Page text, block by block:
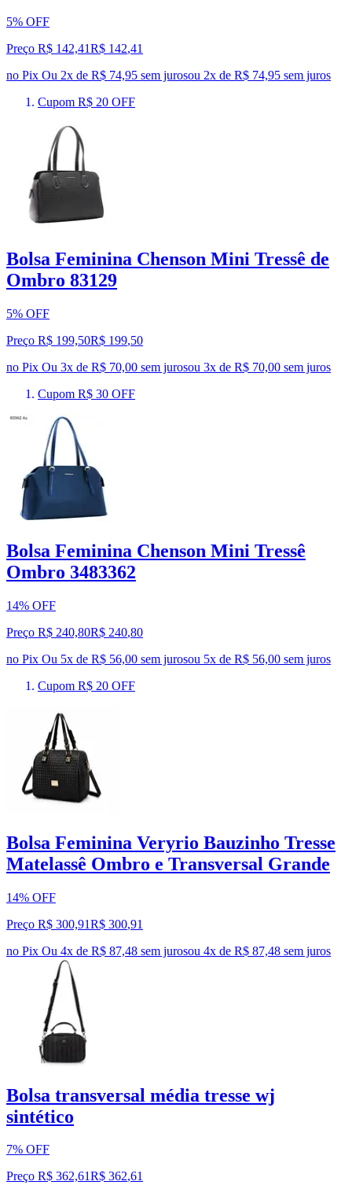
5% OFF
Preço R$ 142,41R$ 142,41
no Pix Ou 2x de R$ 74,95 sem jurosou 2x de R$ 74,95 sem juros
Cupom R$ 20 OFF
Bolsa Feminina Chenson Mini Tressê de
Ombro 83129
5% OFF
Preço R$ 199,50R$ 199,50
no Pix Ou 3x de R$ 70,00 sem jurosou 3x de R$ 70,00 sem juros
Cupom R$ 30 OFF
Bolsa Feminina Chenson Mini Tressê
Ombro 3483362
14% OFF
Preço R$ 240,80R$ 240,80
no Pix Ou 5x de R$ 56,00 sem jurosou 5x de R$ 56,00 sem juros
Cupom R$ 20 OFF
Bolsa Feminina Veryrio Bauzinho Tresse
Matelassê Ombro e Transversal Grande
14% OFF
Preço R$ 300,91R$ 300,91
no Pix Ou 4x de R$ 87,48 sem jurosou 4x de R$ 87,48 sem juros
Bolsa transversal média tresse wj
sintético
7% OFF
Preço R$ 362,61R$ 362,61